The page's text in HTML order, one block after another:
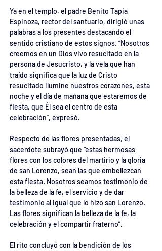
Ya en el templo, el padre Benito Tapia
Espinoza, rector del santuario, dirigió unas
palabras a los presentes destacando el
sentido cristiano de estos signos. “Nosotros
creemos en un Dios vivo resucitado en la
persona de Jesucristo, y la vela que han
traído significa que la luz de Cristo
resucitado ilumine nuestros corazones, esta
noche y el día de mañana que estaremos de
fiesta, que Él sea el centro de esta
celebración”, expresó.
Respecto de las flores presentadas, el
sacerdote subrayó que “estas hermosas
flores con los colores del martirio y la gloria
de san Lorenzo, sean las que embellezcan
esta fiesta. Nosotros seamos testimonio de
la belleza de la fe, el servicio y de dar
testimonio al igual que lo hizo san Lorenzo.
Las flores significan la belleza de la fe, la
celebración y el compartir fraterno”.
El rito concluyó con la bendición de los